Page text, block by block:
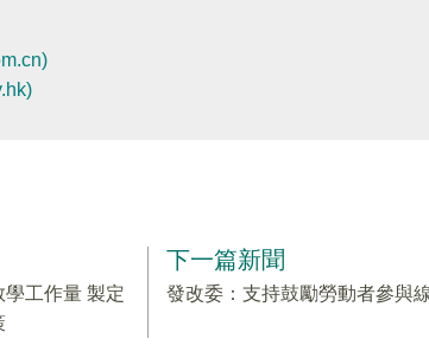
工作量 製定
下一篇新聞
發改委：支持鼓勵勞動者參與